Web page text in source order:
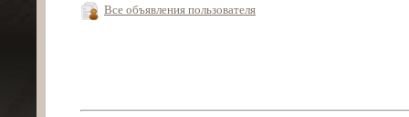
Все объявления пользователя